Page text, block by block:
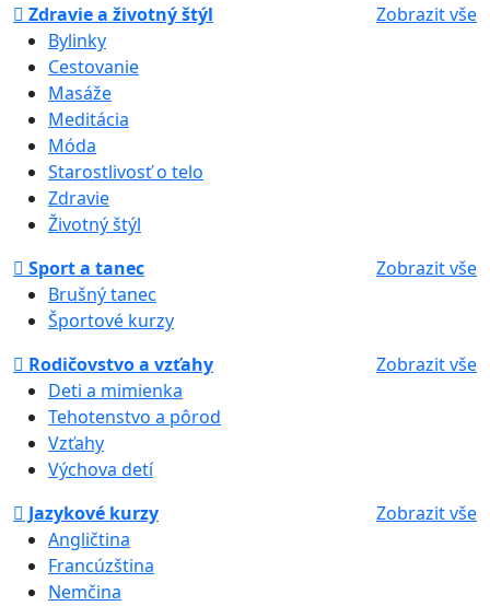
Zdravie a životný štýl
Zobrazit vše
Bylinky
Cestovanie
Masáže
Meditácia
Móda
Starostlivosť o telo
Zdravie
Životný štýl
Sport a tanec
Zobrazit vše
Brušný tanec
Športové kurzy
Rodičovstvo a vzťahy
Zobrazit vše
Deti a mimienka
Tehotenstvo a pôrod
Vzťahy
Výchova detí
Jazykové kurzy
Zobrazit vše
Angličtina
Francúzština
Nemčina